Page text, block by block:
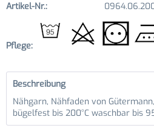
Artikel-Nr.:
Pflege:
Beschreibung
Nähgarn, Nähfaden von
bügelfest bis 200°C waschbar bis